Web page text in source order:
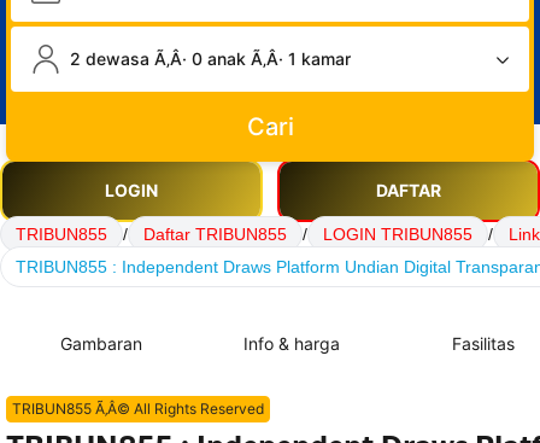
2 dewasa Ã‚Â· 0 anak Ã‚Â· 1 kamar
Cari
LOGIN DAFTAR
TRIBUN855 / Daftar TRIBUN855 / LOGIN TRIBUN855 /
TRIBUN855 : Independent Draws Platform Undian Digital
Gambaran Info & harga Fasilitas
TRIBUN855 Ã‚Â© All Rights Reserved